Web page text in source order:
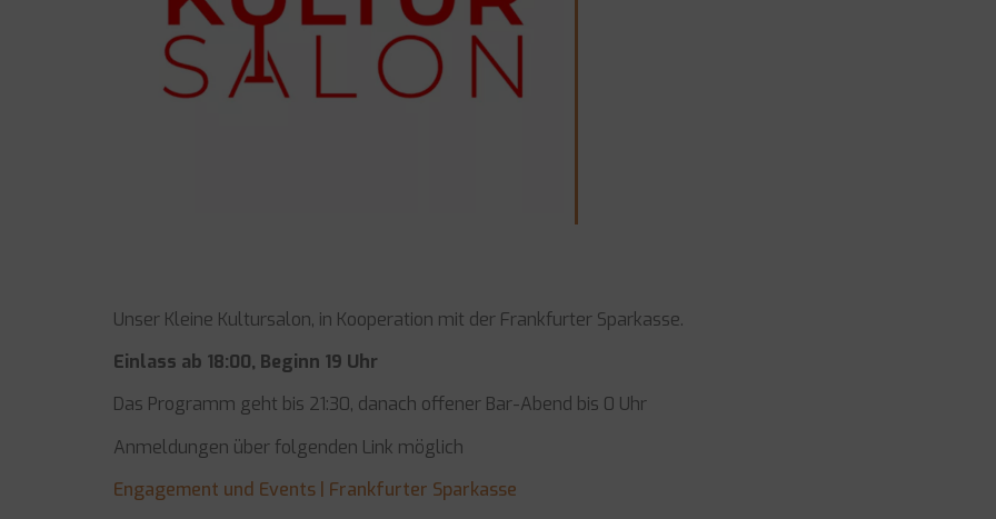
Unser Kleine Kultursalon, in Kooperation mit der Frankfurter Sparkasse.
Einlass ab 18:00, Beginn 19 Uhr
Das Programm geht bis 21:30, danach offener Bar-Abend bis 0 Uhr
Anmeldungen über folgenden Link möglich
Engagement und Events | Frankfurter Sparkasse